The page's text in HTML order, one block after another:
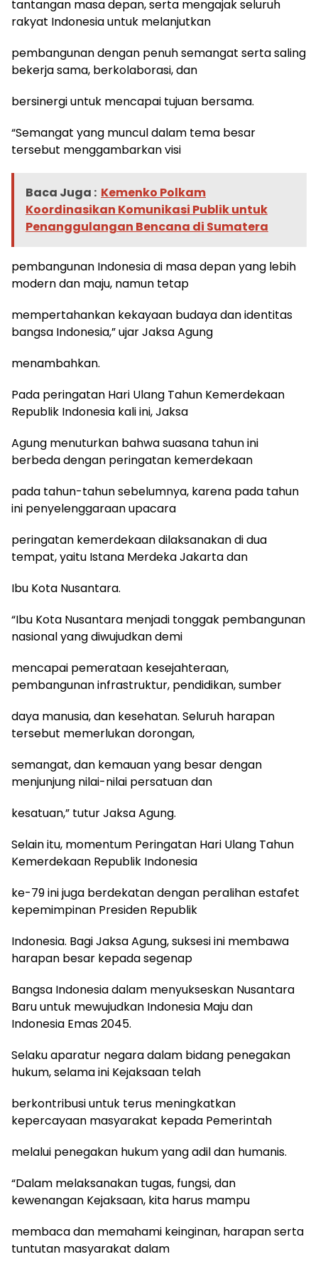
tantangan masa depan, serta mengajak seluruh
rakyat Indonesia untuk melanjutkan
pembangunan dengan penuh semangat serta saling
bekerja sama, berkolaborasi, dan
bersinergi untuk mencapai tujuan bersama.
“Semangat yang muncul dalam tema besar
tersebut menggambarkan visi
Baca Juga : Kemenko Polkam
Koordinasikan Komunikasi Publik untuk
Penanggulangan Bencana di Sumatera
pembangunan Indonesia di masa depan yang lebih
modern dan maju, namun tetap
mempertahankan kekayaan budaya dan identitas
bangsa Indonesia,” ujar Jaksa Agung
menambahkan.
Pada peringatan Hari Ulang Tahun Kemerdekaan
Republik Indonesia kali ini, Jaksa
Agung menuturkan bahwa suasana tahun ini
berbeda dengan peringatan kemerdekaan
pada tahun-tahun sebelumnya, karena pada tahun
ini penyelenggaraan upacara
peringatan kemerdekaan dilaksanakan di dua
tempat, yaitu Istana Merdeka Jakarta dan
Ibu Kota Nusantara.
“Ibu Kota Nusantara menjadi tonggak pembangunan
nasional yang diwujudkan demi
mencapai pemerataan kesejahteraan,
pembangunan infrastruktur, pendidikan, sumber
daya manusia, dan kesehatan. Seluruh harapan
tersebut memerlukan dorongan,
semangat, dan kemauan yang besar dengan
menjunjung nilai-nilai persatuan dan
kesatuan,” tutur Jaksa Agung.
Selain itu, momentum Peringatan Hari Ulang Tahun
Kemerdekaan Republik Indonesia
ke-79 ini juga berdekatan dengan peralihan estafet
kepemimpinan Presiden Republik
Indonesia. Bagi Jaksa Agung, suksesi ini membawa
harapan besar kepada segenap
Bangsa Indonesia dalam menyukseskan Nusantara
Baru untuk mewujudkan Indonesia Maju dan
Indonesia Emas 2045.
Selaku aparatur negara dalam bidang penegakan
hukum, selama ini Kejaksaan telah
berkontribusi untuk terus meningkatkan
kepercayaan masyarakat kepada Pemerintah
melalui penegakan hukum yang adil dan humanis.
“Dalam melaksanakan tugas, fungsi, dan
kewenangan Kejaksaan, kita harus mampu
membaca dan memahami keinginan, harapan serta
tuntutan masyarakat dalam